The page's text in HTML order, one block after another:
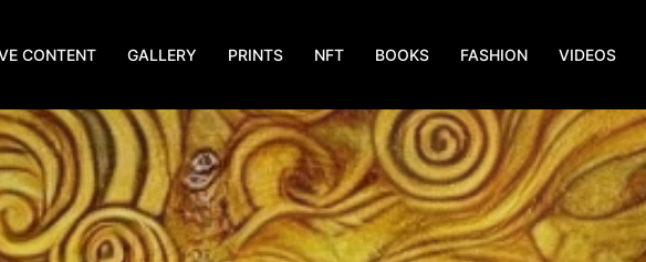
CONTENT GALLERY PRINTS NFT BOOKS FASHION VIDEOS